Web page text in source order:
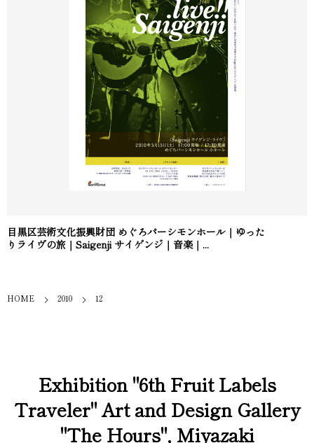
目黒区芸術文化振興財団 めぐろパーシモンホール｜ゆった
りライヴの旅｜Saigenji サイゲンジ｜音楽｜...
HOME 2010 12
Exhibition "6th Fruit Labels
Traveler" Art and Design Gallery
"The Hours", Miyazaki